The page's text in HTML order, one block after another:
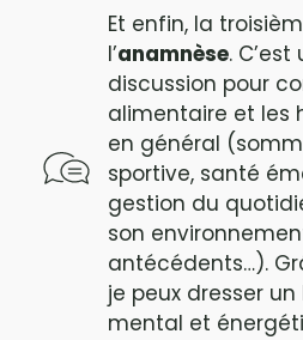
Et enfin, la
l’anamnèse.
discussion pour
alimentaire et les
en général
sportive, santé
gestion du
son
antécédents…).
je peux dresser
mental et